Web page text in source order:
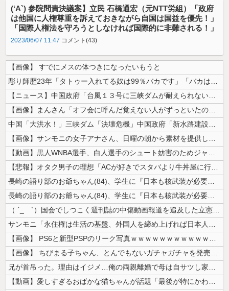
(‘A`) 参院問責決議案】立民 石橋通宏（元NTT労組）「政府
は他国に人権尊重を訴えておきながら自国は国益を優先！」
「国際人権法を守ろうとしなければ国際的に非難される！」
2023/06/07 11:47 コメント(43)
【画像】 すでにメスの体つきになったいもうと
彫り師歴23年「タトゥー入れてる奴は99％バカです」「バカは5000円...
【ニュース】中国政府「台風１３号に三峡ダムが耐えられない！全開放流しろ...
【画像】まんさん「オフ会に呼んだ覚えない人がずっといたので晒すわ」（パ...
中国「大洪水！」三峡ダム「決壊危機」中国政府「新水路建設！（三峡新水路...
【画像】サンモニの女子アナさん、日曜の朝から素材を提供してしまう
【動画】黒人WNBA選手、白人選手のシュート妨害のためジャンピング・ネ...
【悲報】オタク男子の理想「ACが好きでスタバより牛丼屋に行きたがる女」...
長崎の語り部のお爺ちゃん(84)、学生に『日本も核武装が必要』と言われ...
長崎の語り部のお爺ちゃん(84)、学生に『日本も核武装が必要』と言われ...
（ ´_ゝ`）国会でしつこく週刊誌の中傷動画報道を追及した立憲議員、自...
サンモニ「永住権は生活の基盤、外国人を締め上げれば日本人が生きやすくな...
【画像】 PS6と新型PSPのリーク写真ｗｗｗｗｗｗｗｗｗｗｗｗｗｗｗ...
【画像】 ちびまる子ちゃん、とんでもないガチャガチャを発売してしまうｗ...
兄が首吊った。理由はイジメ…俺の両親離婚で母は自サツし家庭崩壊→首謀者...
【動画】愛しすぎるおばかな猫ちゃんが話題「最後が特にかわいいｗ」